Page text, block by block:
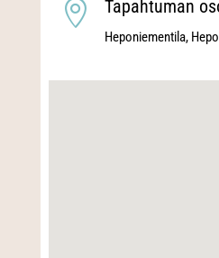
 Tapahtuman
Heponiementila,